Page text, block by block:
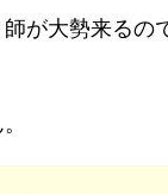
が大勢来るの